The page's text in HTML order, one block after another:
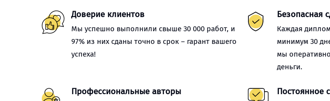
Доверие клиентов
Мы успешно выполнили свыше 30 000 работ, и
97% из них сданы точно в срок – гарант вашего
успеха!
Безопасная
Каждая
минимум 30
мы
деньги.
Профессиональные авторы Постоянное